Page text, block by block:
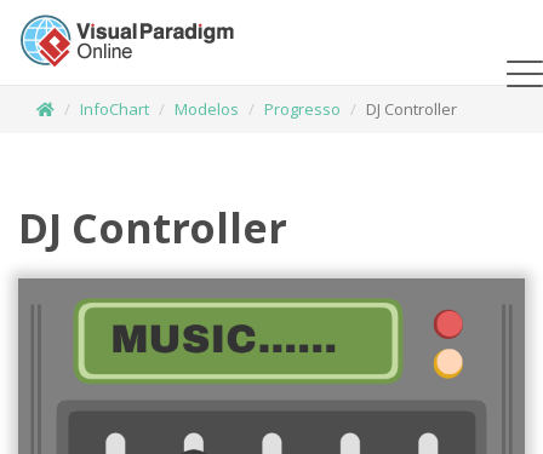
InfoChart Modelos Progresso DJ Controller
DJ Controller